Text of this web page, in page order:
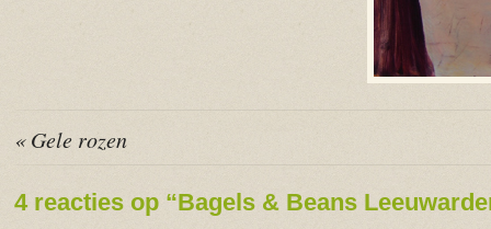
« Gele rozen
4 reacties op “Bagels & Beans